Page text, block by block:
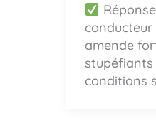
amende
stupéfiants
conditions